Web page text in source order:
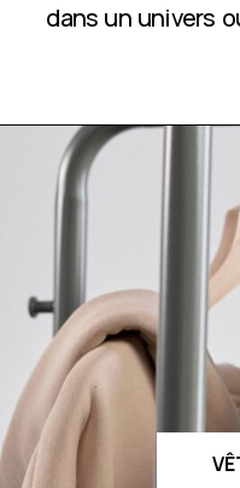
dans un univers